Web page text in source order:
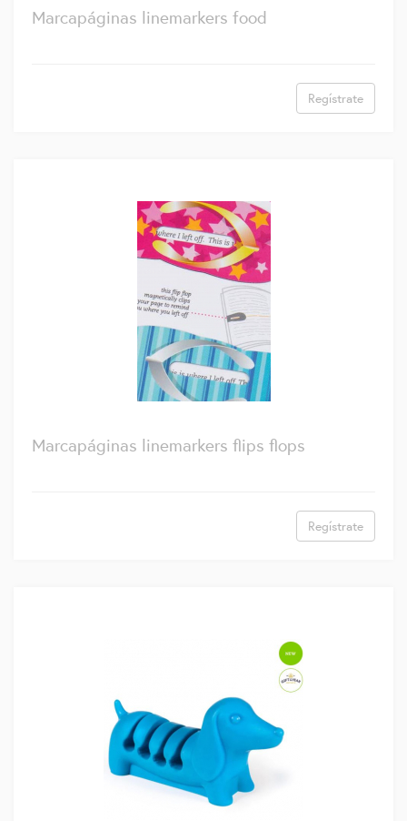
Marcapáginas linemarkers food
Regístrate
Marcapáginas linemarkers flips flops
Regístrate